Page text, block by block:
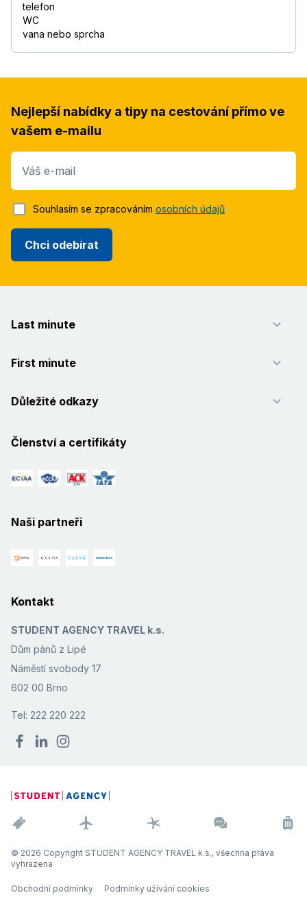
telefon
WC
vana nebo sprcha
Nejlepší nabídky a tipy na cestování přímo ve
vašem e-mailu
Váš e-mail
Chci odebírat
Souhlasím se zpracováním osobních údajů
Last minute
First minute
Důležité odkazy
Členství a certifikáty
Naši partneři
Kontakt
STUDENT AGENCY TRAVEL k.s.
Dům pánů z Lipé
Náměstí svobody 17
602 00 Brno
Tel: 222 220 222
© 2026 Copyright STUDENT AGENCY TRAVEL k.s., všechna práva
vyhrazena
Obchodní podmínky Podmínky užívání cookies